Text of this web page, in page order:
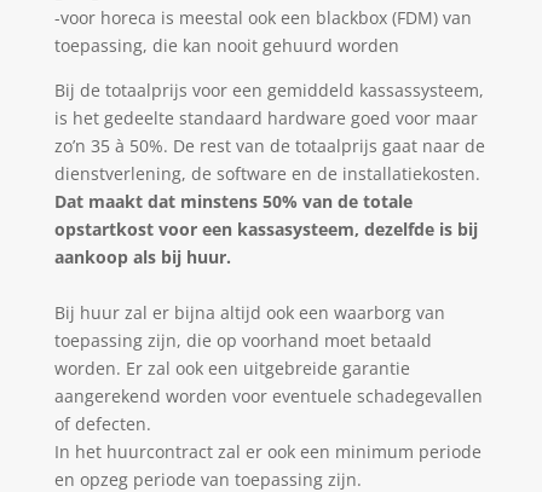
-voor horeca is meestal ook een blackbox (FDM) van
toepassing, die kan nooit gehuurd worden
Bij de totaalprijs voor een gemiddeld kassassysteem,
is het gedeelte standaard hardware goed voor maar
zo’n 35 à 50%. De rest van de totaalprijs gaat naar de
dienstverlening, de software en de installatiekosten.
Dat maakt dat minstens 50% van de totale
opstartkost voor een kassasysteem, dezelfde is bij
aankoop als bij huur.
Bij huur zal er bijna altijd ook een waarborg van
toepassing zijn, die op voorhand moet betaald
worden. Er zal ook een uitgebreide garantie
aangerekend worden voor eventuele schadegevallen
of defecten.
In het huurcontract zal er ook een minimum periode
en opzeg periode van toepassing zijn.